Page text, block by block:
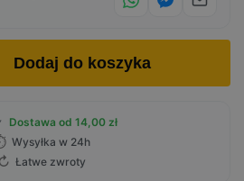
Dodaj do koszyka
Dostawa od 14,00 zł
Wysyłka w 24h
↻ Łatwe zwroty